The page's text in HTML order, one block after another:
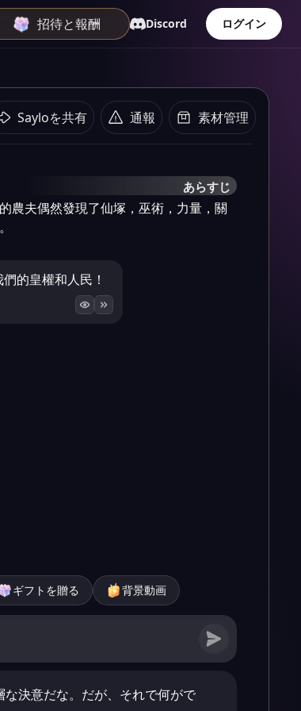
招待と報酬 Discord ログイン
Sayloを共有 通報 素材管理
あらすじ
農夫偶然發現了仙塚，巫術，力量，關
的皇權和人民！
ギフトを贈る 背景動画
な決意だな。だが、それで何がで